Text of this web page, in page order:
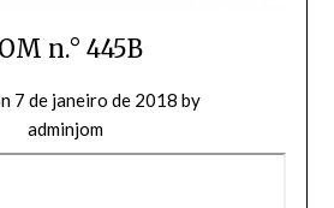
n.° 445B
7 de janeiro de 2018 by
adminjom